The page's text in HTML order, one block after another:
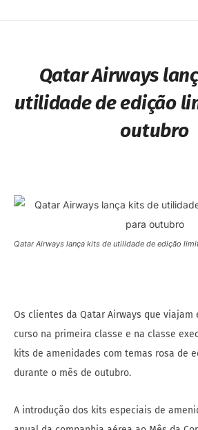
Qatar Airways
utilidade de edição
outubro
Qatar Airways lança kits de utilidade de edição
Os clientes da Qatar Airways que viajam
curso na primeira classe e na classe
kits de amenidades com temas rosa de
durante o mês de outubro.
A introdução dos kits especiais de